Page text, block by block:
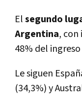
Elsegundo
Argentina, con
48% del
Le siguen
(34,3%) y